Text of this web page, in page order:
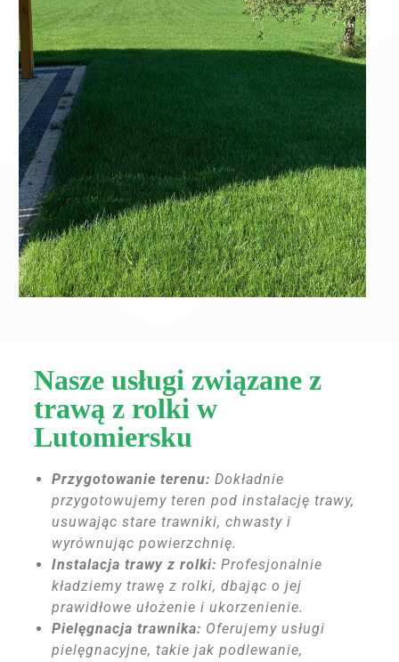
Nasze usługi związane z
trawą z rolki w
Lutomiersku
Przygotowanie terenu: Dokładnie
przygotowujemy teren pod instalację trawy,
usuwając stare trawniki, chwasty i
wyrównując powierzchnię.
Instalacja trawy z rolki: Profesjonalnie
kładziemy trawę z rolki, dbając o jej
prawidłowe ułożenie i ukorzenienie.
Pielęgnacja trawnika: Oferujemy usługi
pielęgnacyjne, takie jak podlewanie,